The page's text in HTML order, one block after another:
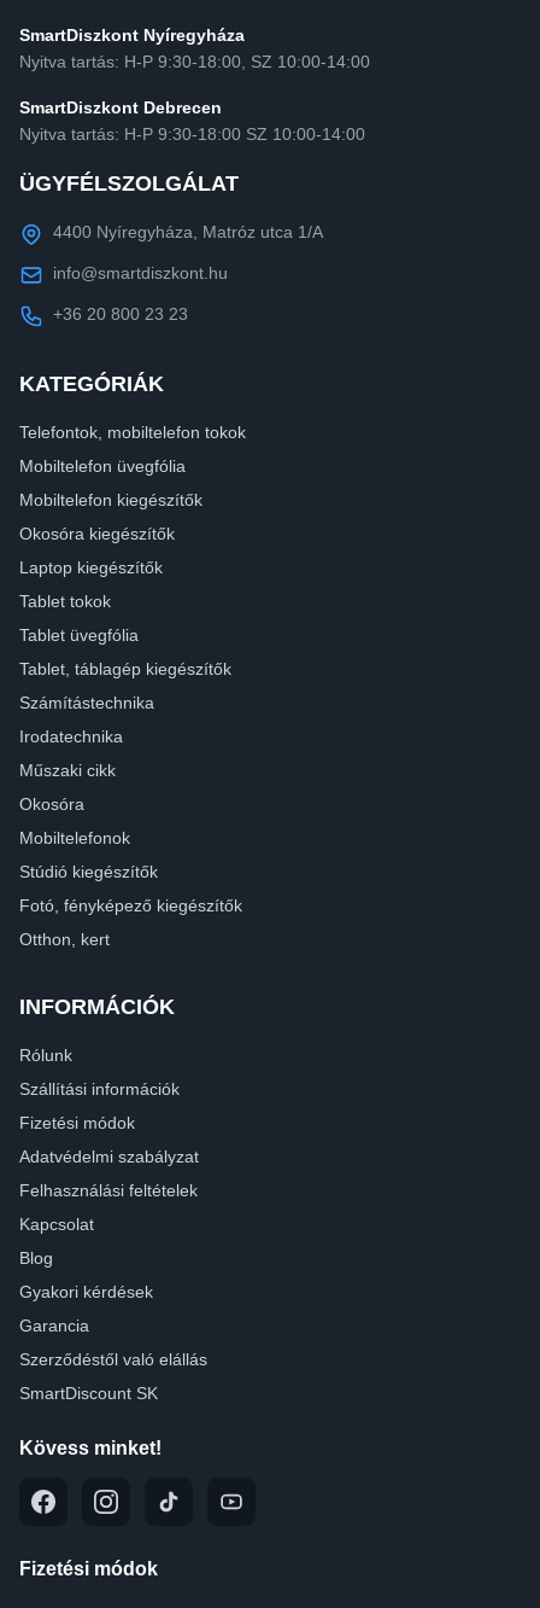
SmartDiszkont Nyíregyháza
Nyitva tartás: H-P 9:30-18:00, SZ 10:00-14:00
SmartDiszkont Debrecen
Nyitva tartás: H-P 9:30-18:00 SZ 10:00-14:00
ÜGYFÉLSZOLGÁLAT
4400 Nyíregyháza, Matróz utca 1/A
info@smartdiszkont.hu
+36 20 800 23 23
KATEGÓRIÁK
Telefontok, mobiltelefon tokok
Mobiltelefon üvegfólia
Mobiltelefon kiegészítők
Okosóra kiegészítők
Laptop kiegészítők
Tablet tokok
Tablet üvegfólia
Tablet, táblagép kiegészítők
Számítástechnika
Irodatechnika
Műszaki cikk
Okosóra
Mobiltelefonok
Stúdió kiegészítők
Fotó, fényképező kiegészítők
Otthon, kert
INFORMÁCIÓK
Rólunk
Szállítási információk
Fizetési módok
Adatvédelmi szabályzat
Felhasználási feltételek
Kapcsolat
Blog
Gyakori kérdések
Garancia
Szerződéstől való elállás
SmartDiscount SK
Kövess minket!
Fizetési módok